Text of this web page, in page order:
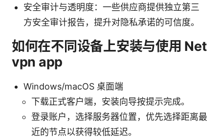
安全审计与透明度：一些供应商提供独立第三
方安全审计报告，提升对隐私承诺的可信度。
如何在不同设备上安装与使用 Net
vpn app
Windows/macOS 桌面端
下载正式客户端，安装向导按提示完成。
登录账户，选择服务器位置，优先选择距离最
近的节点以获得较低延迟。